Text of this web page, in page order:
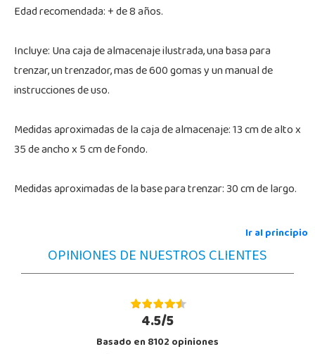
Edad recomendada: + de 8 años.
Incluye: Una caja de almacenaje ilustrada, una basa para
trenzar, un trenzador, mas de 600 gomas y un manual de
instrucciones de uso.
Medidas aproximadas de la caja de almacenaje: 13 cm de alto x
35 de ancho x 5 cm de fondo.
Medidas aproximadas de la base para trenzar: 30 cm de largo.
Ir al principio
OPINIONES DE NUESTROS CLIENTES
4.5/5
Basado en 8102 opiniones